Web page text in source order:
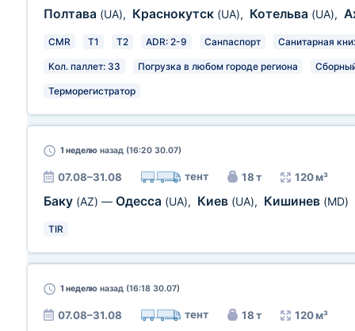
Полтава (UA), Краснокутск (UA), Котельва (UA),
CMR T1 T2 ADR: 2-9 Санпаспорт Санитарная
Кол. паллет: 33 Погрузка в любом городе региона
Терморегистратор
1 неделю назад (16:20 30.07)
07.08–31.08 тент 18 т 120 м³
Баку (AZ) — Одесса (UA), Киев (UA), Кишинев (MD)
TIR
1 неделю назад (16:18 30.07)
07.08–31.08 тент 18 т 120 м³